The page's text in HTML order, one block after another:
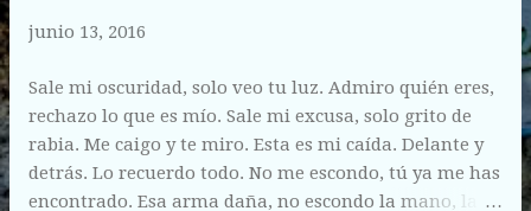
junio 13, 2016
Sale mi oscuridad, solo veo tu luz. Admiro quién eres,
rechazo lo que es mío. Sale mi excusa, solo grito de
rabia. Me caigo y te miro. Esta es mi caída. Delante y
detrás. Lo recuerdo todo. No me escondo, tú ya me has
encontrado. Esa arma daña, no escondo la mano, la